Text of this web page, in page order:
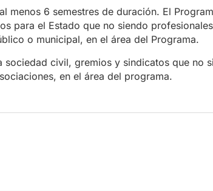
menos 6 semestres de duración. El
para el Estado que no siendo
o municipal, en el área del Programa.
sociedad civil, gremios y sindicatos que no
en el área del programa.